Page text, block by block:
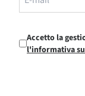
Accetto la
l'informativa